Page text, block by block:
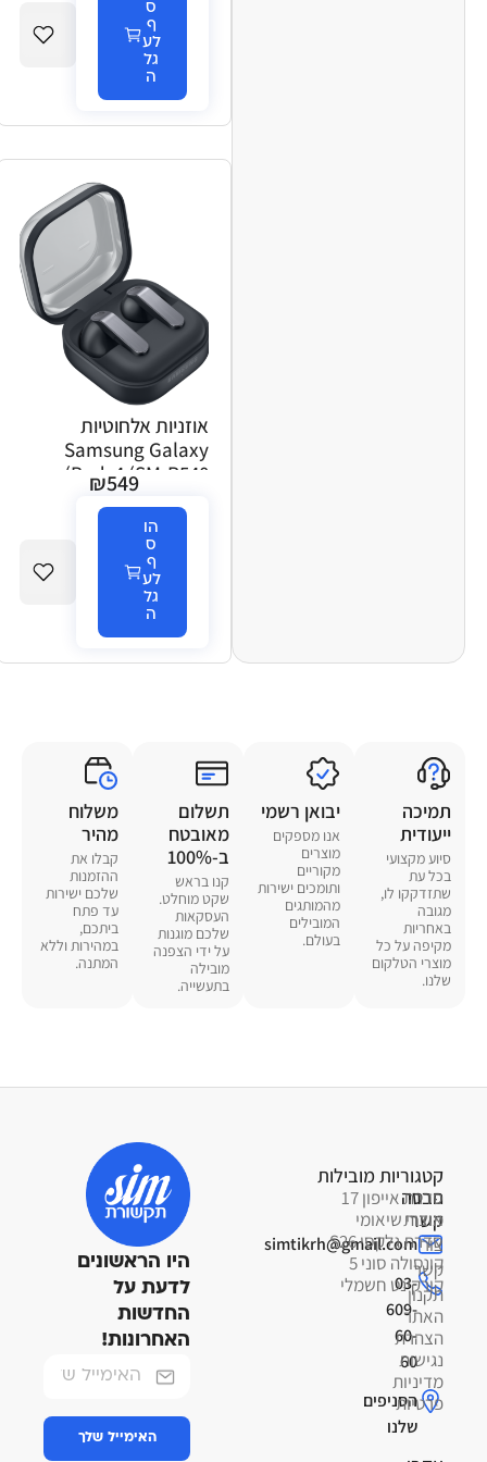
ס
ף
לע
גל
ה
אוזניות אלחוטיות
Samsung Galaxy
Buds4 (SM-R540) –
צבע שחור – שנה אחריות
יבואן רשמי סאני
₪549
הו
ס
ף
לע
גל
ה
תמיכה
ייעודית
סיוע מקצועי
בכל עת
שתזדקקו לו,
מגובה
באחריות
מקיפה על כל
מוצרי הטלקום
שלנו.
יבואן רשמי
אנו מספקים
מוצרים
מקוריים
ותומכים ישירות
מהמותגים
המובילים
בעולם.
תשלום
מאובטח
ב-100%
קנו בראש
שקט מוחלט.
העסקאות
שלכם מוגנות
על ידי הצפנה
מובילה
בתעשייה.
משלוח
מהיר
קבלו את
ההזמנות
שלכם ישירות
עד פתח
ביתכם,
במהירות וללא
המתנה.
פרטי
קשר
simtikrh@gmail.com
03-
609-
60-
60
הסניפים
שלנו
חברה
אודות
צור
קשר
תקנון
האתר
הצהרת
נגישות
מדיניות
פרטיות
קטגוריות מובילות
סדרת אייפון 17
מוצרי שיאומי
סדרת גלקסי S26
קונסולה סוני 5
קורקינט חשמלי
היו הראשונים
לדעת על
החדשות
האחרונות!
האימייל שלך